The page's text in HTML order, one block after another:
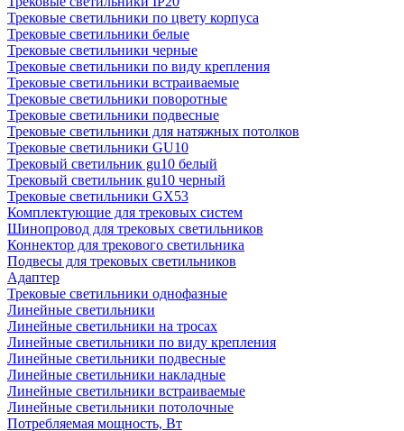
Трековые светильники по цвету корпуса
Трековые светильники белые
Трековые светильники черные
Трековые светильники по виду крепления
Трековые светильники встраиваемые
Трековые светильники поворотные
Трековые светильники подвесные
Трековые светильники для натяжных потолков
Трековые светильники GU10
Трековый светильник gu10 белый
Трековый светильник gu10 черный
Трековые светильники GX53
Комплектующие для трековых систем
Шинопровод для трековых светильников
Коннектор для трекового светильника
Подвесы для трековых светильников
Адаптер
Трековые светильники однофазные
Линейные светильники
Линейные светильники на тросах
Линейные светильники по виду крепления
Линейные светильники подвесные
Линейные светильники накладные
Линейные светильники встраиваемые
Линейные светильники потолочные
Потребляемая мощность, Вт